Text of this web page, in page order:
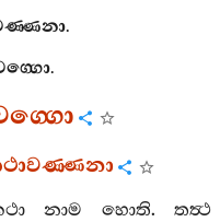
.
.
නාම හොති.තත්‍ථ